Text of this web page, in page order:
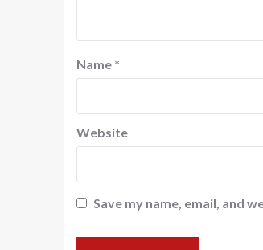
Name *
Website
Save my name, email, and